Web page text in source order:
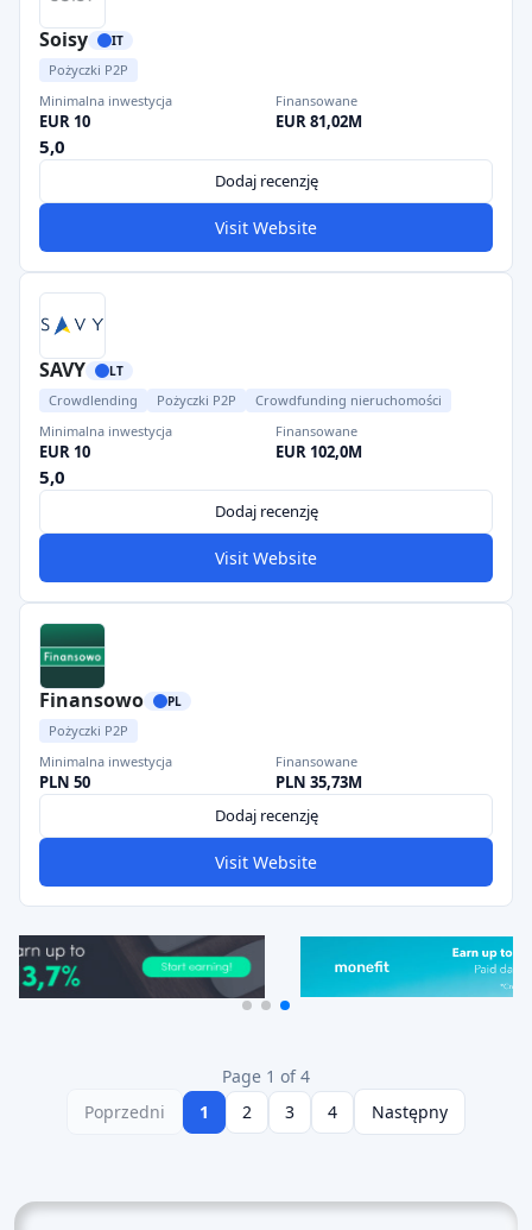
Soisy IT
Pożyczki P2P
Minimalna inwestycja
EUR 10
Finansowane
EUR 81,02M
5,0
Dodaj recenzję
Visit Website
SAVY LT
Crowdlending Pożyczki P2P
Crowdfunding nieruchomości
Minimalna inwestycja
EUR 10
Finansowane
EUR 102,0M
5,0
Dodaj recenzję
Visit Website
Finansowo PL
Pożyczki P2P
Minimalna inwestycja
PLN 50
Finansowane
PLN 35,73M
Dodaj recenzję
Visit Website
Page 1 of 4
Poprzedni
1 2 3 4 Następny